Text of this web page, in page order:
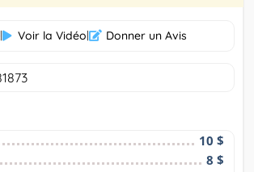
| Voir la Vidéo| Donner un Avis
10 $
8 $